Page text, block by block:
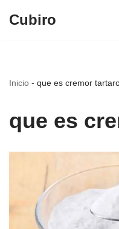
Cubiro
Inicio - que es cremor
que es